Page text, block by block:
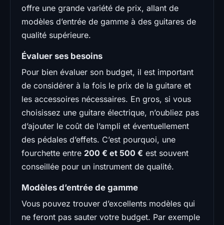
offre une grande variété de prix, allant de
modèles d’entrée de gamme à des guitares de
qualité supérieure.
Évaluer ses besoins
Pour bien évaluer son budget, il est important
de considérer à la fois le prix de la guitare et
les accessoires nécessaires. En gros, si vous
choisissez une guitare électrique, n’oubliez pas
d’ajouter le coût de l’ampli et éventuellement
des pédales d’effets. C’est pourquoi, une
fourchette entre 200 € et 500 € est souvent
conseillée pour un instrument de qualité.
Modèles d’entrée de gamme
Vous pouvez trouver d’excellents modèles qui
ne feront pas sauter votre budget. Par exemple